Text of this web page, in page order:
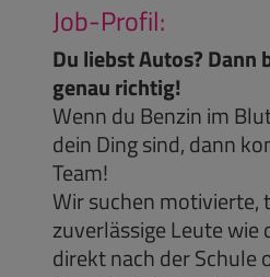
Job-Profil:
Du liebst Autos? Dann
genau richtig!
Wenn du Benzin im
dein Ding sind, dann
Team!
Wir suchen motivierte,
zuverlässige Leute wie
direkt nach der Schule